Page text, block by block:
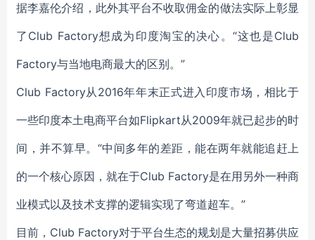
据李嘉伦介绍，此外其平台不收取佣金的做法实际上彰显
了 Club Factory想成为印度淘宝的决心。“这也是Club
Factory与当地电商最大的区别。”
Club Factory从2016年年末正式进入印度市场，相比于
一些印度本土电商平台如Flipkart从2009年就已起步的时
间，并不算早。“中间多年的差距，能在两年就能追赶上
的一个核心原因，就在于Club Factory是在用另外一种商
业模式以及技术支撑的逻辑实现了弯道超车。”
目前，Club Factory对于平台生态的规划是大量招募供应